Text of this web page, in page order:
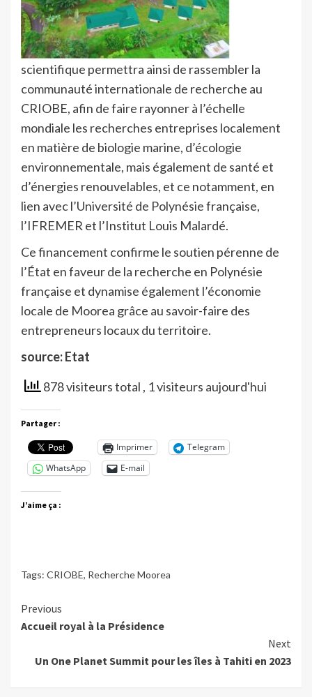
scientifique permettra ainsi de rassembler la
communauté internationale de recherche au
CRIOBE, afin de faire rayonner à l’échelle
mondiale les recherches entreprises localement
en matière de biologie marine, d’écologie
environnementale, mais également de santé et
d’énergies renouvelables, et ce notamment, en
lien avec l’Université de Polynésie française,
l’IFREMER et l’Institut Louis Malardé.
Ce financement confirme le soutien pérenne de
l’État en faveur de la recherche en Polynésie
française et dynamise également l’économie
locale de Moorea grâce au savoir-faire des
entrepreneurs locaux du territoire.
source: Etat
878 visiteurs total , 1 visiteurs aujourd'hui
Partager :
Imprimer
Telegram
WhatsApp
E-mail
J’aime ça :
Tags: CRIOBE, Recherche Moorea
Continue
Reading
Previous
Accueil royal à la Présidence
Next
Un One Planet Summit pour les îles à Tahiti en 2023